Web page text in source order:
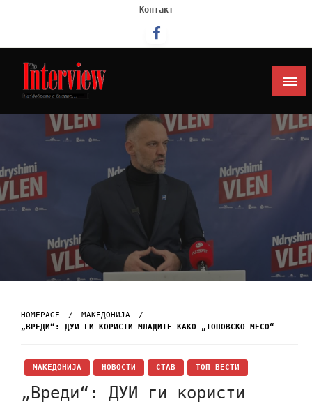
Контакт
Интервју
HOMEPAGE
МАКЕДОНИЈА
„ВРЕДИ“: ДУИ ГИ КОРИСТИ МЛАДИТЕ КАКО „ТОПОВСКО МЕСО“
МАКЕДОНИЈА НОВОСТИ СТАВ ТОП ВЕСТИ
„Вреди“: ДУИ ги користи